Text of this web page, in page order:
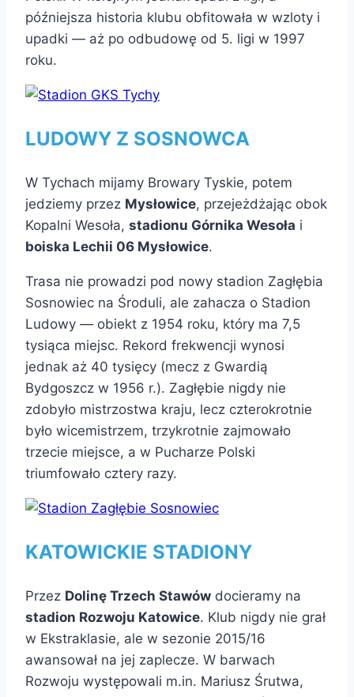
późniejsza historia klubu obfitowała w wzloty i
upadki — aż po odbudowę od 5. ligi w 1997
roku.
LUDOWY Z SOSNOWCA
W Tychach mijamy Browary Tyskie, potem
jedziemy przez Mysłowice, przejeżdżając obok
Kopalni Wesoła, stadionu Górnika Wesoła i
boiska Lechii 06 Mysłowice.
Trasa nie prowadzi pod nowy stadion Zagłębia
Sosnowiec na Środuli, ale zahacza o Stadion
Ludowy — obiekt z 1954 roku, który ma 7,5
tysiąca miejsc. Rekord frekwencji wynosi
jednak aż 40 tysięcy (mecz z Gwardią
Bydgoszcz w 1956 r.). Zagłębie nigdy nie
zdobyło mistrzostwa kraju, lecz czterokrotnie
było wicemistrzem, trzykrotnie zajmowało
trzecie miejsce, a w Pucharze Polski
triumfowało cztery razy.
KATOWICKIE STADIONY
Przez Dolinę Trzech Stawów docieramy na
stadion Rozwoju Katowice. Klub nigdy nie grał
w Ekstraklasie, ale w sezonie 2015/16
awansował na jej zaplecze. W barwach
Rozwoju występowali m.in. Mariusz Śrutwa,